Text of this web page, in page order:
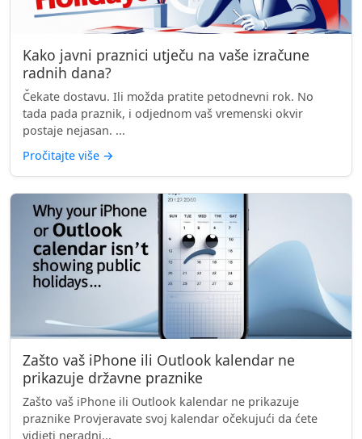
Kako javni praznici utječu na vaše izračune
radnih dana?
Čekate dostavu. Ili možda pratite petodnevni rok. No
tada pada praznik, i odjednom vaš vremenski okvir
postaje nejasan. ...
Pročitajte više →
Zašto vaš iPhone ili Outlook kalendar ne
prikazuje državne praznike
Zašto vaš iPhone ili Outlook kalendar ne prikazuje
praznike Provjeravate svoj kalendar očekujući da ćete
vidjeti neradni...